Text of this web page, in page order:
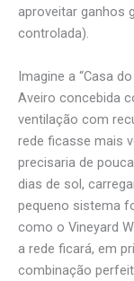
aproveitar ganhos
controlada).
Imagine a “Casa
Aveiro concebida
ventilação com
rede ficasse mais
precisaria de
dias de sol,
pequeno sistema
como o Vineyard
a rede ficará, em
combinação